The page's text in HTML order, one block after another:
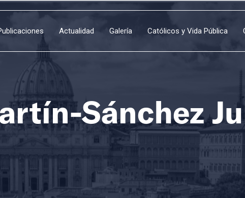
Actualidad Galería Católicos y Vida Pública
Sánchez